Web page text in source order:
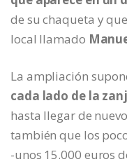
de su chaqueta y
local llamado
La ampliación
cada lado de la
hasta llegar de
también que los
-unos 15.000 euros